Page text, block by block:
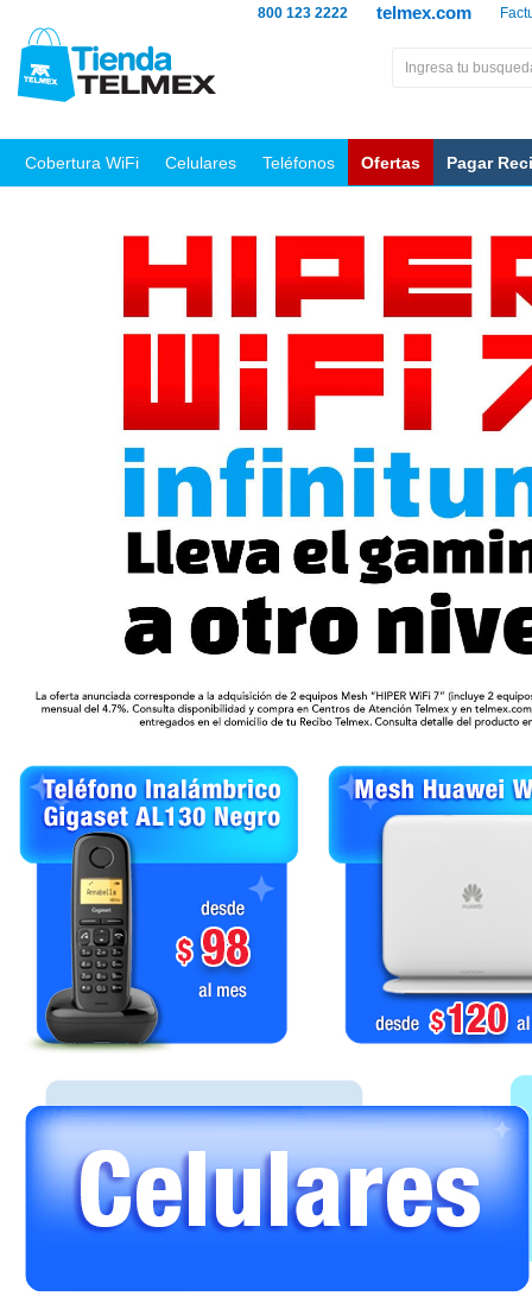
telmex.com
800 123 2222
Cobertura WiFi Celulares Teléfonos Ofertas Pagar